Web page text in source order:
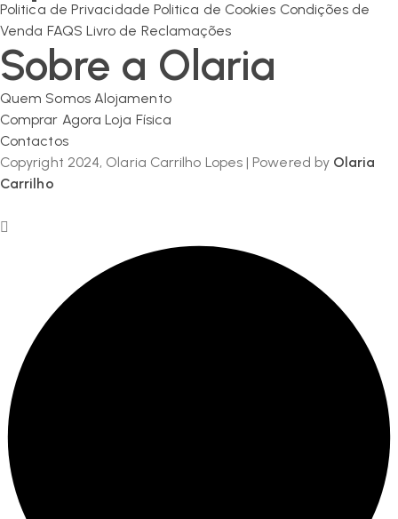
Politica de Privacidade Politica de Cookies Condições de
Venda FAQS Livro de Reclamações
Sobre a Olaria
Quem Somos Alojamento
Comprar Agora Loja Física
Contactos
Copyright 2024, Olaria Carrilho Lopes | Powered by Olaria
Carrilho